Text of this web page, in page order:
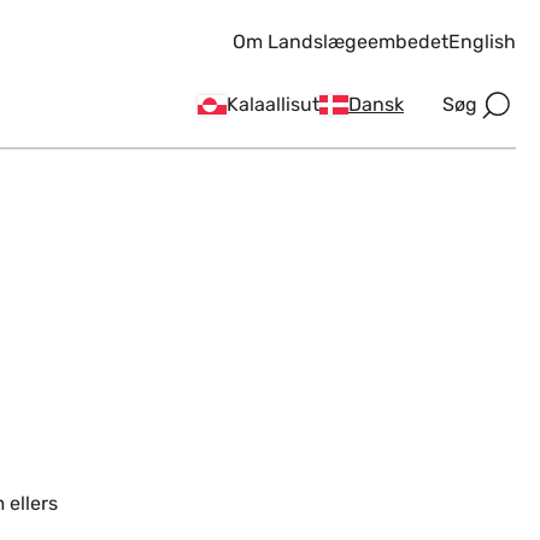
Kalaallisut Dansk Søg
Om LandslægeembedetEnglish
ellers